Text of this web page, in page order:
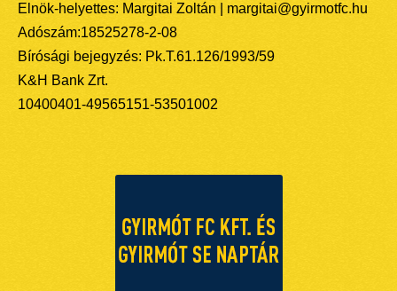
Elnök-helyettes: Margitai Zoltán | margitai@gyirmotfc.hu
Adószám:18525278-2-08
Bírósági bejegyzés: Pk.T.61.126/1993/59
K&H Bank Zrt.
10400401-49565151-53501002